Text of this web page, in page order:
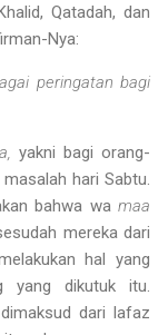
Qatadah, dan
Nya:
peringatan bagi
yakni bagi orang-
hari Sabtu.
bahwa wa maa
mereka dari
hal yang
yang dikutuk itu.
dari lafaz